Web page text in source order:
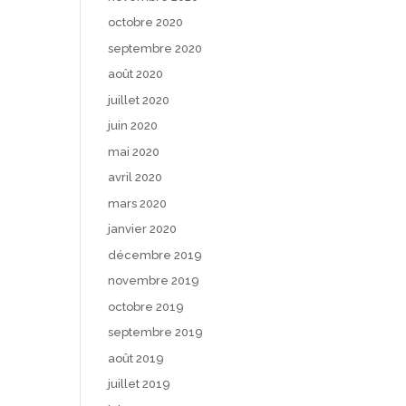
octobre 2020
septembre 2020
août 2020
juillet 2020
juin 2020
mai 2020
avril 2020
mars 2020
janvier 2020
décembre 2019
novembre 2019
octobre 2019
septembre 2019
août 2019
juillet 2019